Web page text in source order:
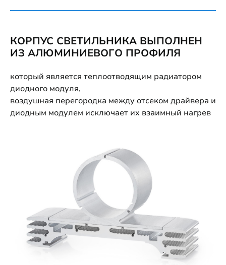
КОРПУС СВЕТИЛЬНИКА ВЫПОЛНЕН
ИЗ АЛЮМИНИЕВОГО ПРОФИЛЯ
который является теплоотводящим радиатором
диодного модуля,
воздушная перегородка между отсеком драйвера и
диодным модулем исключает их взаимный нагрев